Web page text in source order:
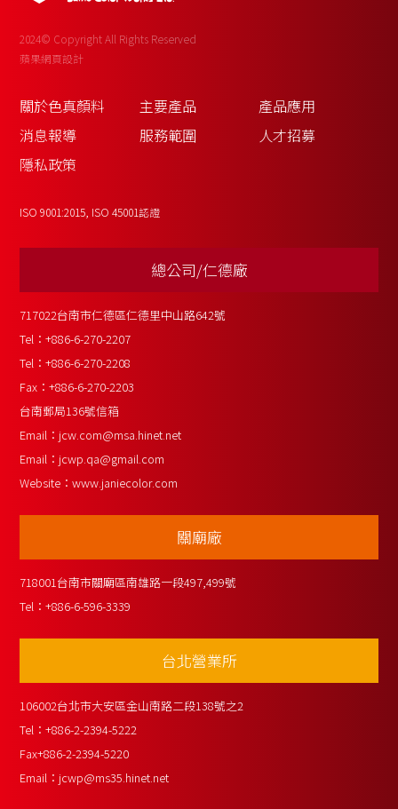
2024© Copyright All Rights Reserved
蘋果網頁設計
關於色真顏料 主要產品
產品應用
消息報導
服務範圍
人才招募
隱私政策
ISO 9001:2015, ISO 45001認證
總公司/仁德廠
717022台南市仁德區仁德里中山路642號
Tel：+886-6-270-2207
Tel：+886-6-270-2208
Fax：+886-6-270-2203
台南郵局136號信箱
Email： jcw.com@msa.hinet.net
Email： jcwp.qa@gmail.com
Website：www.janiecolor.com
關廟廠
718001台南市關廟區南雄路一段497,499號
Tel：+886-6-596-3339
台北營業所
106002台北市大安區金山南路二段138號之2
Tel：+886-2-2394-5222
Fax+886-2-2394-5220
Email： jcwp@ms35.hinet.net